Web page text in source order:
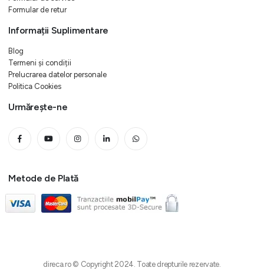
Formular de retur
Informații Suplimentare
Blog
Termeni și condiții
Prelucrarea datelor personale
Politica Cookies
Urmărește-ne
Metode de Plată
direca.ro © Copyright 2024. Toate drepturile rezervate.